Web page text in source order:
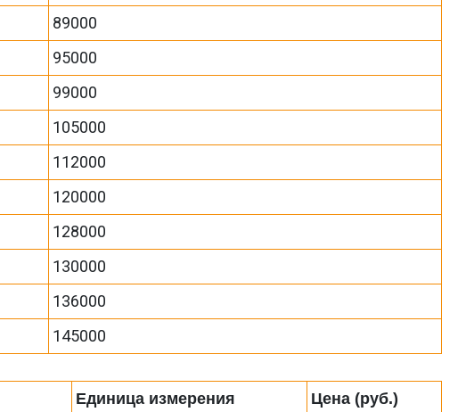
89000
95000
99000
105000
112000
120000
128000
130000
136000
145000
Единица измерения Цена (руб.)